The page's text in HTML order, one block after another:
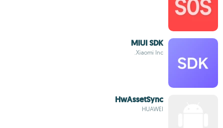
MIUI SDK
Xiaomi Inc.
HwAssetSync
HUAWEI